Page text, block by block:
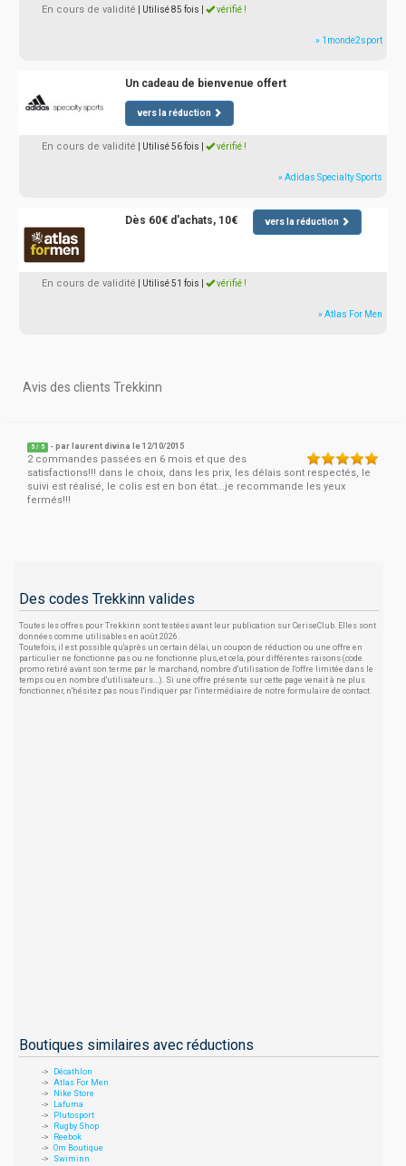
En cours de validité | Utilisé 85 fois vérifié !
» 1monde2sport
Un cadeau de bienvenue offert
vers la réduction
En cours de validité | Utilisé 56 fois vérifié !
» Adidas Specialty Sports
Dès 60€ d'achats, 10€ vers la réduction
En cours de validité | Utilisé 51 fois vérifié !
» Atlas For Men
Avis des clients Trekkinn
5 / 5 - par laurent divina le 12/10/2015
2 commandes passées en 6 mois et que des
satisfactions!!! dans le choix, dans les prix, les délais sont respectés, le
suivi est réalisé, le colis est en bon état...je recommande les yeux
fermés!!!
Des codes Trekkinn valides
Toutes les offres pour Trekkinn sont testées avant leur publication sur CeriseClub. Elles sont
données comme utilisables en août 2026.
Toutefois, il est possible qu'après un certain délai, un coupon de réduction ou une offre en
particulier ne fonctionne pas ou ne fonctionne plus, et cela, pour différentes raisons (code
promo retiré avant son terme par le marchand, nombre d'utilisation de l'offre limitée dans le
temps ou en nombre d'utilisateurs...). Si une offre présente sur cette page venait à ne plus
fonctionner, n'hésitez pas nous l'indiquer par l'intermédiaire de notre formulaire de contact.
Boutiques similaires avec réductions
Décathlon
Atlas For Men
Nike Store
Lafuma
Plutosport
Rugby Shop
Reebok
Om Boutique
Swiminn